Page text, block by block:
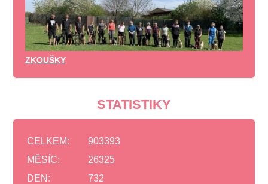
ZKOUŠKY
STATISTIKY
CELKEM:
903393
MĚSÍC:
26325
DEN:
732